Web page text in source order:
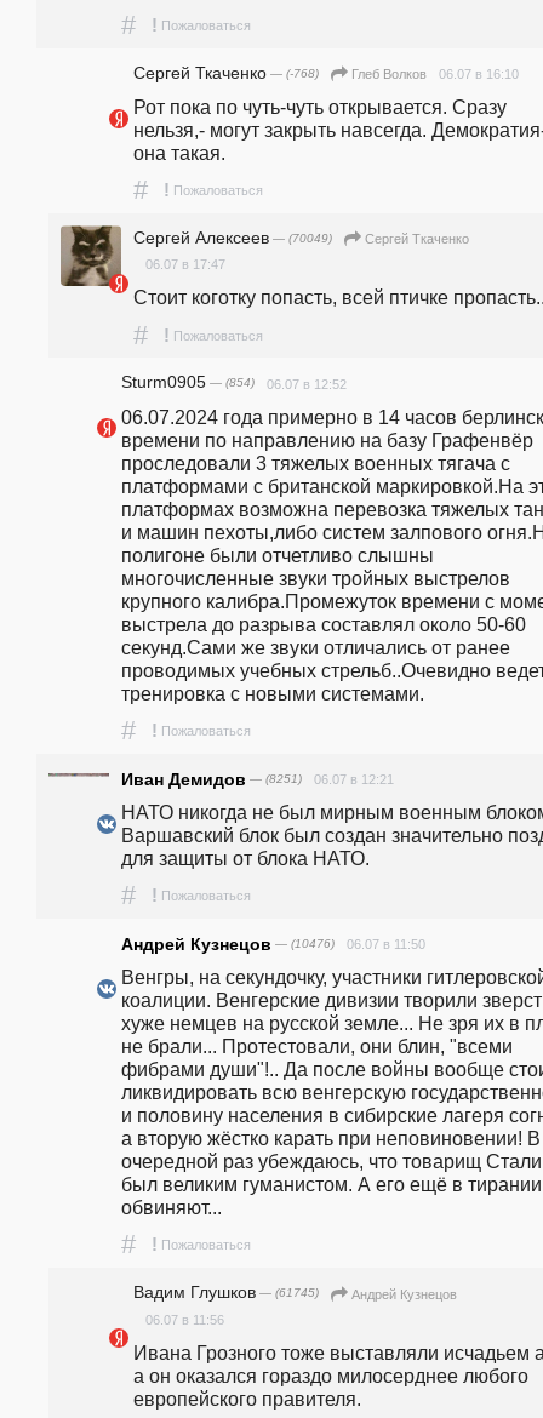
# ! Пожаловаться
Сергей Ткаченко — (-768) Глеб Волков 06.07 в 16:10
Рот пока по чуть-чуть открывается. Сразу
нельзя,- могут закрыть навсегда.
она такая.
# ! Пожаловаться
Сергей Алексеев — (70049)
Сергей Ткаченко
06.07 в 17:47
Стоит коготку попасть, всей птичке
# ! Пожаловаться
Sturm0905 — (854) 06.07 в 12:52
06.07.2024 года примерно в 14 часов
времени по направлению на базу Графенвёр
проследовали 3 тяжелых военных тягача с
платформами с британской маркировкой.На
платформах возможна перевозка тяжелых
и машин пехоты,либо систем залпового
полигоне были отчетливо слышны
многочисленные звуки тройных выстрелов
крупного калибра.Промежуток времени с
выстрела до разрыва составлял около 50-60
секунд.Сами же звуки отличались от ранее
проводимых учебных стрельб..Очевидно
тренировка с новыми системами.
# ! Пожаловаться
Иван Демидов — (8251) 06.07 в 12:21
НАТО никогда не был мирным военным
Варшавский блок был создан значительно
для защиты от блока НАТО.
# ! Пожаловаться
Андрей Кузнецов — (10476) 06.07 в 11:50
Венгры, на секундочку, участники
коалиции. Венгерские дивизии творили
хуже немцев на русской земле... Не зря их в
не брали... Протестовали, они блин, "всеми
фибрами души"!.. Да после войны вообще
ликвидировать всю венгерскую
и половину населения в сибирские лагеря
а вторую жёстко карать при неповиновении! В
очередной раз убеждаюсь, что товарищ
был великим гуманистом. А его ещё в тирании
обвиняют...
# ! Пожаловаться
Вадим Глушков — (61745)
Андрей Кузнецов
06.07 в 11:56
Ивана Грозного тоже выставляли исчадьем
а он оказался гораздо милосерднее любого
европейского правителя.